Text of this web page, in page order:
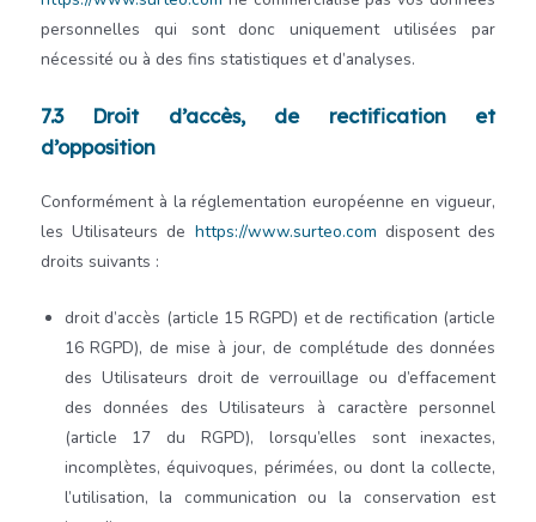
personnelles qui sont donc uniquement utilisées par
nécessité ou à des fins statistiques et d’analyses.
7.3 Droit d’accès, de rectification et
d’opposition
Conformément à la réglementation européenne en vigueur,
les Utilisateurs de https://www.surteo.com disposent des
droits suivants :
droit d’accès (article 15 RGPD) et de rectification (article
16 RGPD), de mise à jour, de complétude des données
des Utilisateurs droit de verrouillage ou d’effacement
des données des Utilisateurs à caractère personnel
(article 17 du RGPD), lorsqu’elles sont inexactes,
incomplètes, équivoques, périmées, ou dont la collecte,
l’utilisation, la communication ou la conservation est